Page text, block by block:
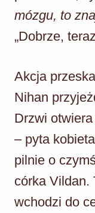
mózgu, to
„Dobrze,
Akcja
Nihan
Drzwi
– pyta
pilnie o
córka Vildan.
wchodzi do